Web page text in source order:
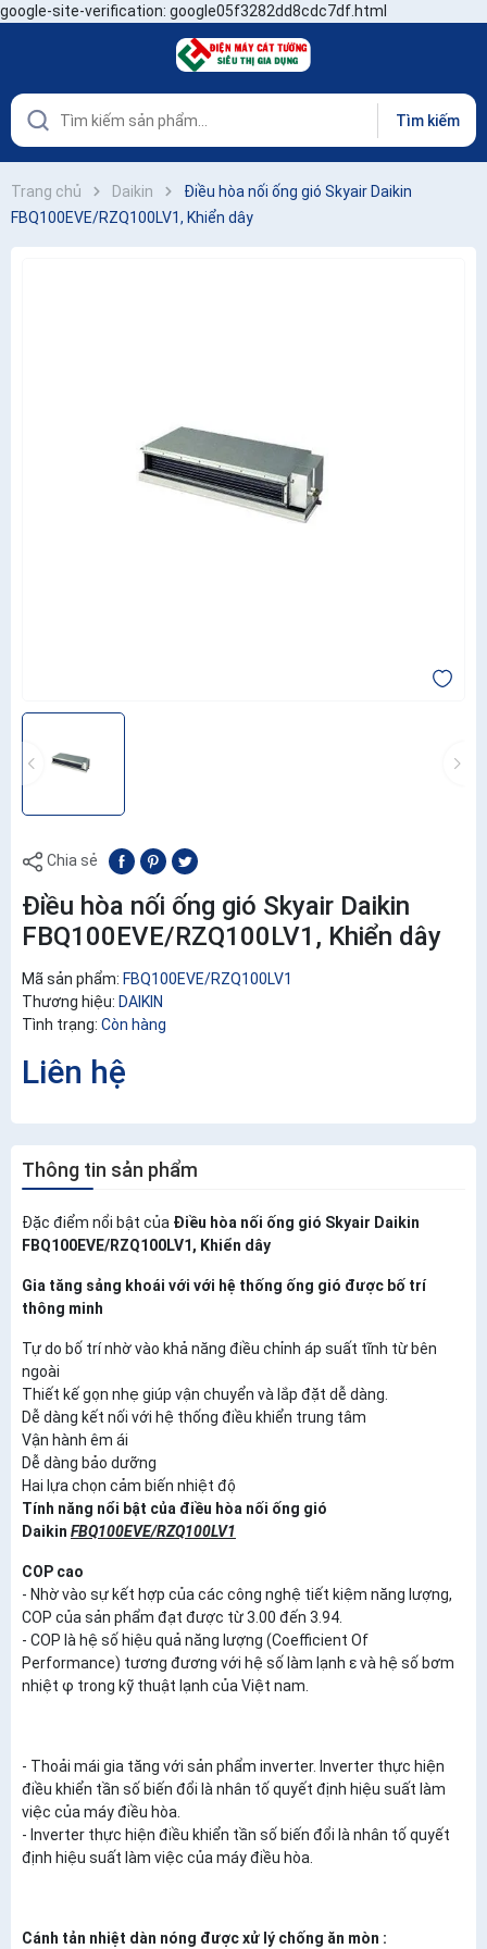
google-site-verification: google05f3282dd8cdc7df.html
Tìm kiếm
Trang chủ Daikin
Điều hòa nối ống gió Skyair Daikin
FBQ100EVE/RZQ100LV1, Khiển dây
Chia sẻ
Điều hòa nối ống gió Skyair Daikin
FBQ100EVE/RZQ100LV1, Khiển dây
Mã sản phẩm: FBQ100EVE/RZQ100LV1
Thương hiệu: DAIKIN
Tình trạng: Còn hàng
Liên hệ
Thông tin sản phẩm
Đặc điểm nổi bật của Điều hòa nối ống gió Skyair Daikin
FBQ100EVE/RZQ100LV1, Khiển dây
Gia tăng sảng khoái với với hệ thống ống gió được bố trí
thông minh
Tự do bố trí nhờ vào khả năng điều chỉnh áp suất tĩnh từ bên
ngoài
Thiết kế gọn nhẹ giúp vận chuyển và lắp đặt dễ dàng.
Dễ dàng kết nối với hệ thống điều khiển trung tâm
Vận hành êm ái
Dễ dàng bảo dưỡng
Hai lựa chọn cảm biến nhiệt độ
Tính năng nổi bật của điều hòa nối ống gió
Daikin FBQ100EVE/RZQ100LV1
COP cao
- Nhờ vào sự kết hợp của các công nghệ tiết kiệm năng lượng,
COP của sản phẩm đạt được từ 3.00 đến 3.94.
- COP là hệ số hiệu quả năng lượng (Coefficient Of
Performance) tương đương với hệ số làm lạnh ε và hệ số bơm
nhiệt φ trong kỹ thuật lạnh của Việt nam.
- Thoải mái gia tăng với sản phẩm inverter. Inverter thực hiện
điều khiển tần số biến đổi là nhân tố quyết định hiệu suất làm
việc của máy điều hòa.
- Inverter thực hiện điều khiển tần số biến đổi là nhân tố quyết
định hiệu suất làm việc của máy điều hòa.
Cánh tản nhiệt dàn nóng được xử lý chống ăn mòn :